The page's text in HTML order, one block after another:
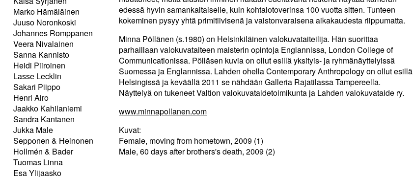
Marko Hämäläinen
Juuso Noronkoski
Johannes Romppanen
Veera Nivalainen
Sanna Kannisto
Heidi Piiroinen
Lasse Lecklin
Sakari Piippo
Henri Airo
Jaakko Kahilaniemi
Sandra Kantanen
Jukka Male
Sepponen & Heinonen
Hollmén & Bader
Tuomas Linna
Esa Ylijaasko
edessä hyvin samankaltaiselle, kuin kohtalotoverinsa 100 vuotta sitten. Tunteen
kokeminen pysyy yhtä primitiivisenä ja vaistonvaraisena aikakaudesta riippumatta.
Minna Pöllänen (s.1980) on Helsinkiläinen valokuvataiteilija. Hän suorittaa
parhaillaan valokuvataiteen maisterin opintoja Englannissa, London College of
Communicationissa. Pölläsen kuvia on ollut esillä yksityis- ja ryhmänäyttelyissä
Suomessa ja Englannissa. Lahden ohella Contemporary Anthropology on ollut esillä
Helsingissä ja keväällä 2011 se nähdään Galleria Rajatilassa Tampereella.
Näyttelyä on tukeneet Valtion valokuvataidetoimikunta ja Lahden valokuvataide ry.
www.minnapollanen.com
Kuvat:
Female, moving from hometown, 2009 (1)
Male, 60 days after brothers's death, 2009 (2)